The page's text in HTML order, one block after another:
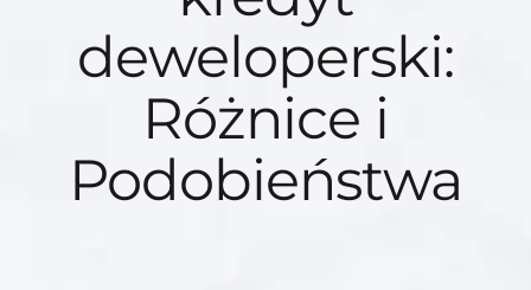
deweloperski:
Różnice i
Podobieństwa